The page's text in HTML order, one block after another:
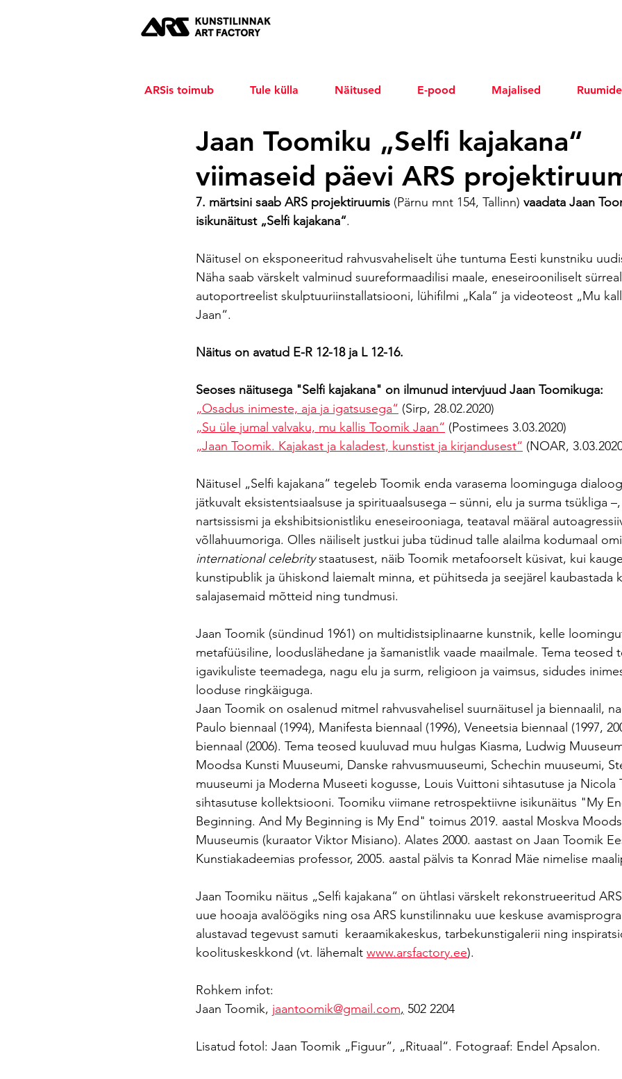
ARSis toimub Tule külla Näitused E-pood Majalised
Jaan Toomiku „Selfi kajakana“
viimaseid päevi ARS
7. märtsini saab ARS projektiruumis (Pärnu mnt 154, Tallinn) vaadata Jaan
isikunäitust „Selfi kajakana“.
Näitusel on eksponeeritud rahvusvaheliselt ühe tuntuma Eesti kunstniku
Näha saab värskelt valminud suureformaadilisi maale, eneseirooniliselt
autoportreelist skulptuuriinstallatsiooni, lühifilmi „Kala“ ja videoteost „Mu
Jaan“.
Näitus on avatud E-R 12-18 ja L 12-16.
Seoses näitusega "Selfi kajakana" on ilmunud intervjuud Jaan Toomikuga:
„Osadus inimeste, aja ja igatsusega“ (Sirp, 28.02.2020)
„Su üle jumal valvaku, mu kallis Toomik Jaan“ (Postimees 3.03.2020)
„Jaan Toomik. Kajakast ja kaladest, kunstist ja kirjandusest“ (NOAR,
Näitusel „Selfi kajakana“ tegeleb Toomik enda varasema loominguga
jätkuvalt eksistentsiaalsuse ja spirituaalsusega – sünni, elu ja surma tsükliga
nartsissismi ja ekshibitsionistliku eneseirooniaga, teataval määral
võllahuumoriga. Olles näiliselt justkui juba tüdinud talle alailma kodumaal
international celebrity staatusest, näib Toomik metafoorselt küsivat, kui
kunstipublik ja ühiskond laiemalt minna, et pühitseda ja seejärel kaubastada
salajasemaid mõtteid ning tundmusi.
Jaan Toomik (sündinud 1961) on multidistsiplinaarne kunstnik, kelle
metafüüsiline, looduslähedane ja šamanistlik vaade maailmale. Tema teosed
igavikuliste teemadega, nagu elu ja surm, religioon ja vaimsus, sidudes
looduse ringkäiguga.
Jaan Toomik on osalenud mitmel rahvusvahelisel suurnäitusel ja biennaalil,
Paulo biennaal (1994), Manifesta biennaal (1996), Veneetsia biennaal (1997,
biennaal (2006). Tema teosed kuuluvad muu hulgas Kiasma, Ludwig
Moodsa Kunsti Muuseumi, Danske rahvusmuuseumi, Schechin muuseumi,
muuseumi ja Moderna Museeti kogusse, Louis Vuittoni sihtasutuse ja Nicola
sihtasutuse kollektsiooni. Toomiku viimane retrospektiivne isikunäitus "My
Beginning. And My Beginning is My End" toimus 2019. aastal Moskva
Muuseumis (kuraator Viktor Misiano). Alates 2000. aastast on Jaan Toomik
Kunstiakadeemias professor, 2005. aastal pälvis ta Konrad Mäe nimelise
Jaan Toomiku näitus „Selfi kajakana“ on ühtlasi värskelt rekonstrueeritud
uue hooaja avalöögiks ning osa ARS kunstilinnaku uue keskuse
alustavad tegevust samuti  keraamikakeskus, tarbekunstigalerii ning
koolituskeskkond (vt. lähemalt www.arsfactory.ee).
Rohkem infot:
Jaan Toomik, jaantoomik@gmail.com, 502 2204
Lisatud fotol: Jaan Toomik „Figuur“, „Rituaal“. Fotograaf: Endel Apsalon.